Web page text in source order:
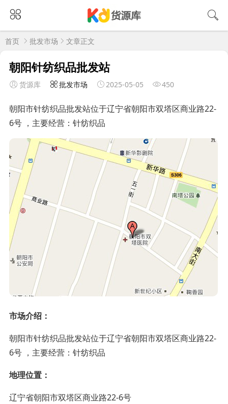
首页 批发市场 文章正文
朝阳针纺织品批发站
货源库 批发市场 2025-05-05 450
朝阳市针纺织品批发站位于辽宁省朝阳市双塔区商业路22-
6号 ，主要经营：针纺织品
市场介绍：
朝阳市针纺织品批发站位于辽宁省朝阳市双塔区商业路22-
6号 ，主要经营：针纺织品
地理位置：
辽宁省朝阳市双塔区商业路22-6号